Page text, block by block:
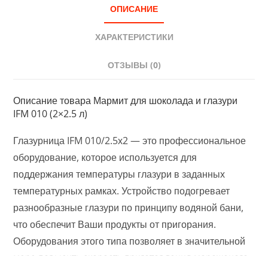
ОПИСАНИЕ
ХАРАКТЕРИСТИКИ
ОТЗЫВЫ (0)
Описание товара Мармит для шоколада и глазури
IFM 010 (2×2.5 л)
Глазурница IFM 010/2.5х2 — это профессиональное
оборудование, которое используется для
поддержания температуры глазури в заданных
температурных рамках. Устройство подогревает
разнообразные глазури по принципу водяной бани,
что обеспечит Ваши продукты от пригорания.
Оборудования этого типа позволяет в значительной